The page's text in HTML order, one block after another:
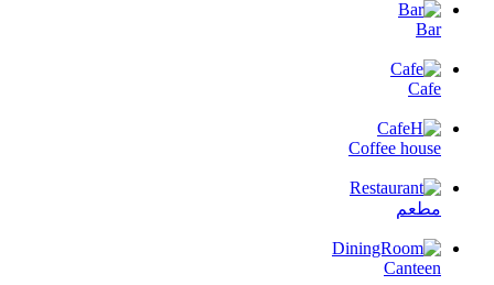
Bar
Cafe
Coffee house
مطعم
Canteen